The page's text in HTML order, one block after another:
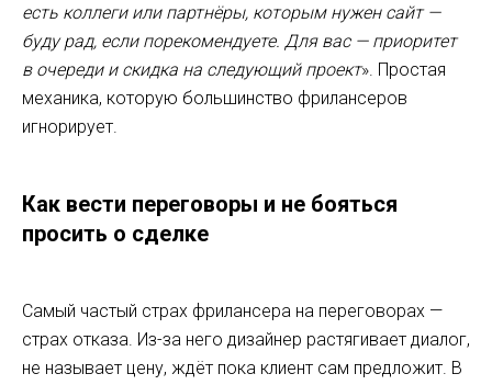
есть коллеги или партнёры, которым нужен сайт —
буду рад, если порекомендуете. Для вас — приоритет
в очереди и скидка на следующий проект». Простая
механика, которую большинство фрилансеров
игнорирует.
Как вести переговоры и не бояться
просить о сделке
Самый частый страх фрилансера на переговорах —
страх отказа. Из-за него дизайнер растягивает диалог,
не называет цену, ждёт пока клиент сам предложит. В